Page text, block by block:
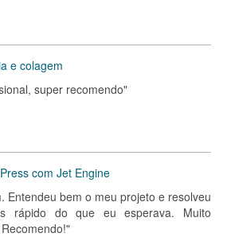
e colagem
super recomendo"
com Jet Engine
Entendeu bem o meu projeto e resolveu
rápido do que eu esperava. Muito